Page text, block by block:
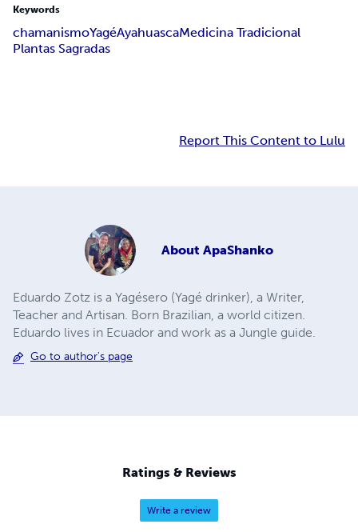
Keywords
chamanismoYagéAyahuascaMedicina Tradicional
Plantas Sagradas
Report This Content to Lulu
About ApaShanko
Eduardo Zotz is a Yagésero (Yagé drinker), a Writer,
Teacher and Artisan. Born Brazilian, a world citizen.
Eduardo lives in Ecuador and work as a Jungle guide.
Go to author's page
Ratings & Reviews
Write a review